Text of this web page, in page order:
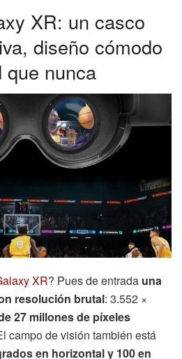
XR: un casco
diseño cómodo
que nunca
XR? Pues de entrada una
resolución brutal: 3.552 ×
27 millones de píxeles
campo de visión también está
en horizontal y 100 en